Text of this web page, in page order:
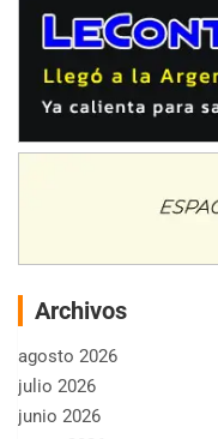
Archivos
agosto 2026
julio 2026
junio 2026